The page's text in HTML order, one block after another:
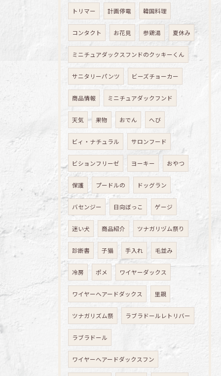
トリマー 計画停電 韓国料理
コンタクト お花見 参鶏湯 夏休み
ミニチュアダックスフンドのクッキーくん
サニタリーパンツ ビーズチョーカー
商品情報 ミニチュアダックフンド
天気 果物 おでん へび
ビィ・ナチュラル サロンフード
ビションフリーゼ ヨーキー おやつ
保護 プードルの ドッグラン
バセンジー 日向ぼっこ ゲージ
迷い犬 商品紹介 ツナガリヅム祭り
診断書 子猫 手入れ 毛並み
冷房 ポメ ワイヤーダックス
ワイヤーヘアードダックス 里親
ツナガリズム祭 ラブラドールレトリバー
ラブラドール
ワイヤーヘアードダックスフン